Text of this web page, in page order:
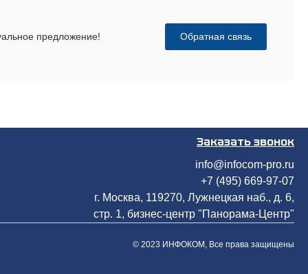
предложение! Обратная связь
Заказать звонок
info@infocom-pro.ru
+7 (495) 669-97-07
г. Москва, 119270, Лужнецкая наб., д. 6,
стр. 1, бизнес-центр "Панорама-Центр"
© 2023 ИНФОКОМ, Все права защищены